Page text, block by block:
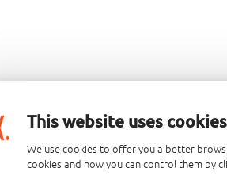
This website uses cookies
We use cookies to offer you a better
cookies and how you can control them by